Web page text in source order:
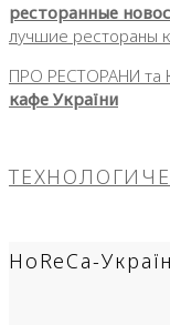
ресторанные
лучшие рестораны
ПРО РЕСТОРАНИ та
кафе України
HoReCa-